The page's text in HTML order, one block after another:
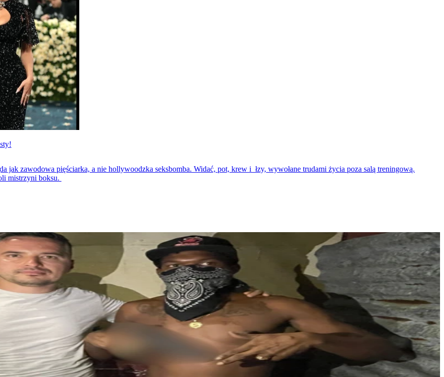
jak zawodowa pięściarka, a nie hollywoodzka seksbomba. Widać, pot, krew i łzy, wywołane trudami życia poza salą treningową.
mistrzyni boksu.